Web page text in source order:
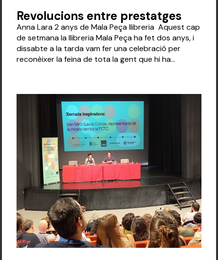
Revolucions entre prestatges
Anna Lara 2 anys de Mala Peça llibreria Aquest cap
de setmana la llibreria Mala Peça ha fet dos anys, i
dissabte a la tarda vam fer una celebració per
reconèixer la feina de tota la gent que hi ha...